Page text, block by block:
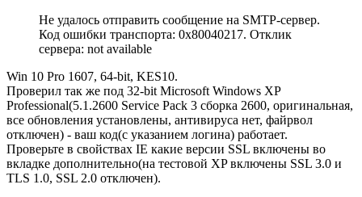
Не удалось отправить сообщение на SMTP-сервер.
Код ошибки транспорта: 0x80040217. Отклик
сервера: not available
Win 10 Pro 1607, 64-bit, KES10.
Проверил так же под 32-bit Microsoft Windows XP
Professional(5.1.2600 Service Pack 3 сборка 2600, оригинальная,
все обновления установлены, антивируса нет, файрвол
отключен) - ваш код(с указанием логина) работает.
Проверьте в свойствах IE какие версии SSL включены во
вкладке дополнительно(на тестовой XP включены SSL 3.0 и
TLS 1.0, SSL 2.0 отключен).